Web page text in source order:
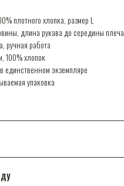
плотного хлопка, размер L
длина рукава до середины плеча
ручная работа
100% хлопок
экземпляре
упаковка